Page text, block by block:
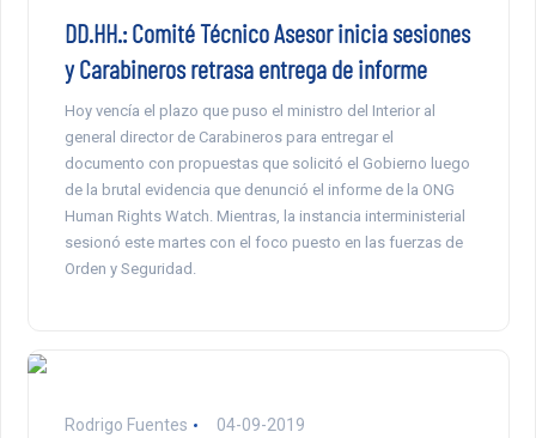
DD.HH.: Comité Técnico Asesor inicia sesiones
y Carabineros retrasa entrega de informe
Hoy vencía el plazo que puso el ministro del Interior al
general director de Carabineros para entregar el
documento con propuestas que solicitó el Gobierno luego
de la brutal evidencia que denunció el informe de la ONG
Human Rights Watch. Mientras, la instancia interministerial
sesionó este martes con el foco puesto en las fuerzas de
Orden y Seguridad.
Rodrigo Fuentes 04-09-2019